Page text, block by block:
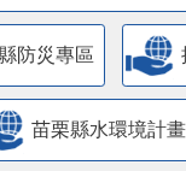
防災專區
苗栗縣水環境計畫